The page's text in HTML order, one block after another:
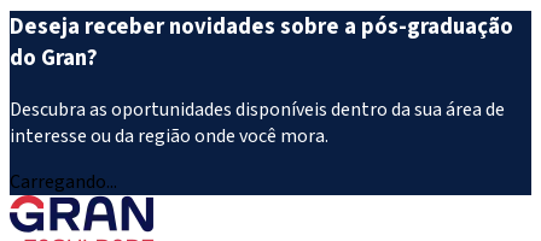
Deseja receber novidades sobre a pós-graduação
do Gran?
Descubra as oportunidades disponíveis dentro da sua área de
interesse ou da região onde você mora.
Carregando...